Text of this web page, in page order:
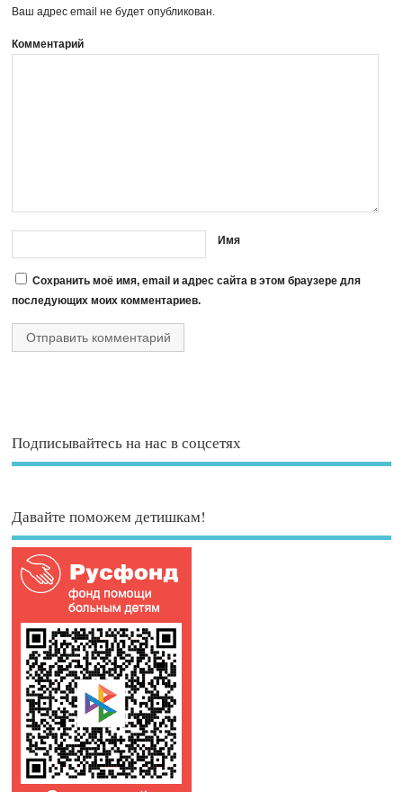
Ваш адрес email не будет опубликован.
Комментарий
Имя
Сохранить моё имя, email и адрес сайта в этом браузере для
последующих моих комментариев.
Подписывайтесь на нас в соцсетях
Давайте поможем детишкам!